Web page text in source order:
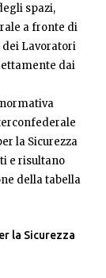
spazi,
a fronte di
dei Lavoratori
dai
la Sicurezza
e risultano
della tabella
la Sicurezza